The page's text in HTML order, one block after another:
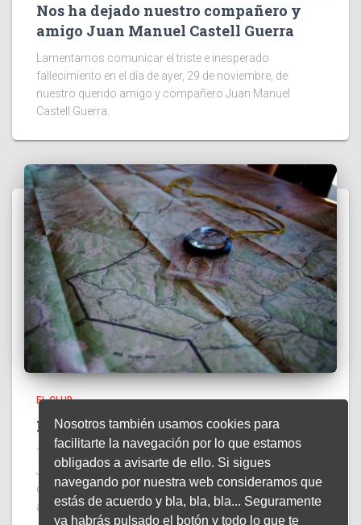
Nos ha dejado nuestro compañero y
amigo Juan Manuel Castell Guerra
Lamentamos comunicar el triste e inesperado
fallecimiento en el día de ayer, 29 de noviembre, de
nuestro querido amigo y compañero Juan Manuel
Castell Guerra.
EL CLUB
Planificando la temporada
Tras la pasada Asamblea General Ordinaria y reunida la
Junta Directiva, se ha comenzado a dar forma a las
decisiones y propuestas presentadas en dicha
asamblea. Entre otras, la conformación de la nueva
Nosotros también usamos cookies para
facilitarte la navegación por lo que estamos
obligados a avisarte de ello. Si sigues
navegando por nuestra web consideramos que
estás de acuerdo y bla, bla, bla... Seguramente
ya habrás pulsado el botón y todo lo que te